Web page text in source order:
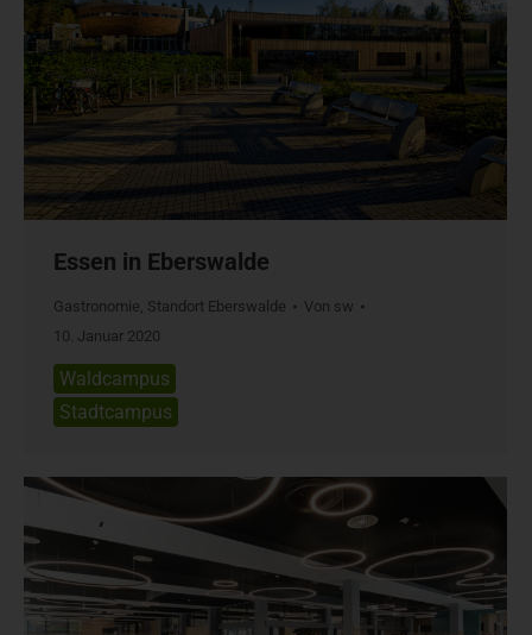
Essen in Eberswalde
Gastronomie, Standort Eberswalde Von sw
10. Januar 2020
Waldcampus
Stadtcampus